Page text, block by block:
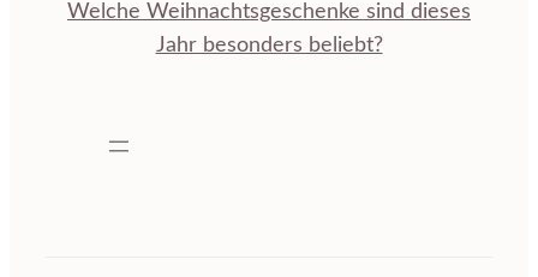
Welche Weihnachtsgeschenke sind dieses
Jahr besonders beliebt?